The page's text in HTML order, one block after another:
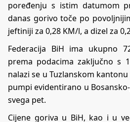
poređenju s istim datumom
danas gorivo toče po
jeftiniji za 0,28 KM/l, a dizel za
Federacija BiH ima ukupno
prema podacima zaključno s
nalazi se u Tuzlanskom
pumpi evidentirano u
svega pet.
Cijene goriva u BiH, kao i u